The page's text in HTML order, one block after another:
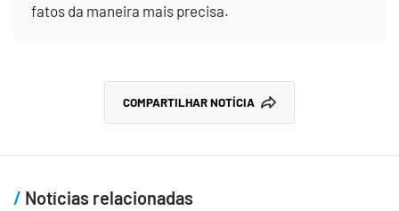
fatos da maneira mais precisa.
COMPARTILHAR NOTÍCIA
Notícias relacionadas